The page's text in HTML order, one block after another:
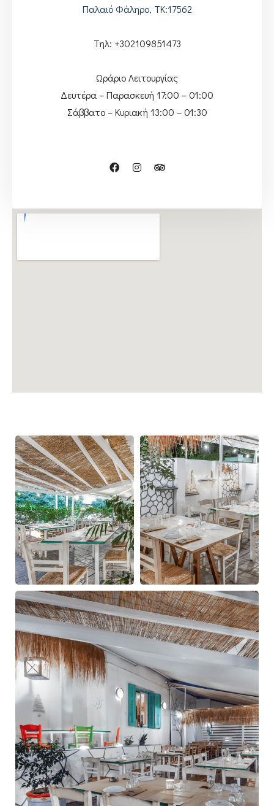
Παλαιό Φάληρο, ΤΚ:17562
Τηλ: +302109851473
Ωράριο Λειτουργίας
Δευτέρα – Παρασκευή 17:00 – 01:00
Σάββατο – Κυριακή 13:00 – 01:30